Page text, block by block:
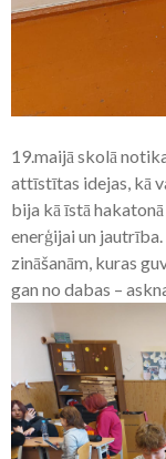
19.maijā skolā
attīstītas idejas, kā
bija kā īstā
enerģijai un jautrība.
zināšanām, kuras
gan no dabas –